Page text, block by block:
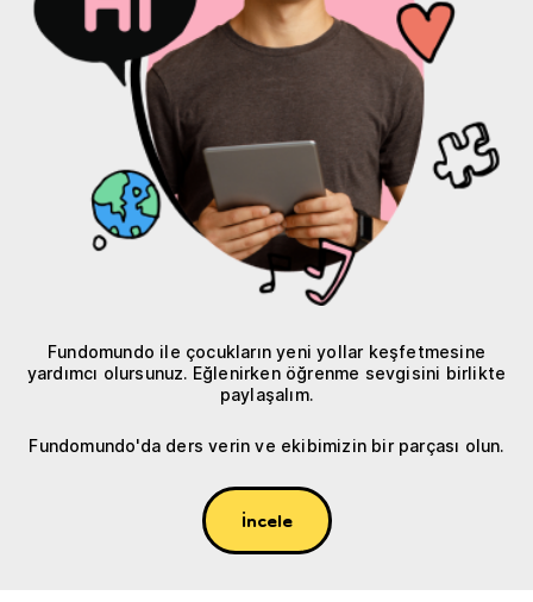
Fundomundo ile çocukların yeni yollar keşfetmesine
yardımcı olursunuz. Eğlenirken öğrenme sevgisini birlikte
paylaşalım.
Fundomundo'da ders verin ve ekibimizin bir parçası olun.
İncele